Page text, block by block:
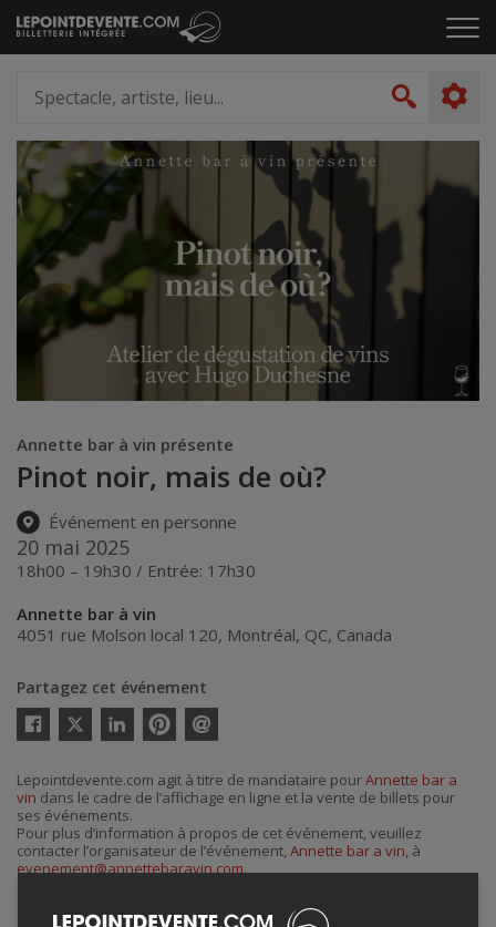
Passer
au
le
artiste,
lieu...
Annette bar à vin présente
Pinot noir, mais de où?
Événement en personne
20 mai 2025
18h00 – 19h30 / Entrée: 17h30
Annette bar à vin
4051 rue Molson local 120, Montréal, QC, Canada
Partagez cet événement
Twitter
courriel
Lepointdevente.com agit à titre de mandataire pourAnnette bar a
vin dans le cadre de l’affichage en ligne et la vente de billets pour
ses événements.
Pour plus d’information à propos de cet événement, veuillez
contacter l’organisateur de l’événement, Annette bar a vin, à
evenement@annettebaravin.com.